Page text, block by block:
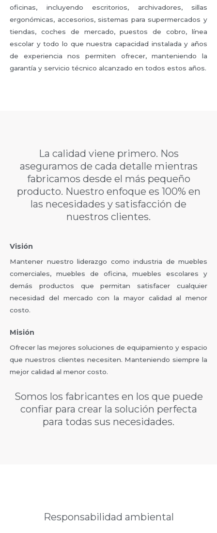
oficinas, incluyendo escritorios, archivadores, sillas
ergonómicas, accesorios, sistemas para supermercados y
tiendas, coches de mercado, puestos de cobro, línea
escolar y todo lo que nuestra capacidad instalada y años
de experiencia nos permiten ofrecer, manteniendo la
garantía y servicio técnico alcanzado en todos estos años.
La calidad viene primero. Nos
aseguramos de cada detalle mientras
fabricamos desde el más pequeño
producto. Nuestro enfoque es 100% en
las necesidades y satisfacción de
nuestros clientes.
Visión
Mantener nuestro liderazgo como industria de muebles
comerciales, muebles de oficina, muebles escolares y
demás productos que permitan satisfacer cualquier
necesidad del mercado con la mayor calidad al menor
costo.
Misión
Ofrecer las mejores soluciones de equipamiento y espacio
que nuestros clientes necesiten. Manteniendo siempre la
mejor calidad al menor costo.
Somos los fabricantes en los que puede
confiar para crear la solución perfecta
para todas sus necesidades.
Responsabilidad ambiental